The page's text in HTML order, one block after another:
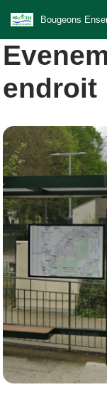
Aller
au
contenu
Bougeons
endroit